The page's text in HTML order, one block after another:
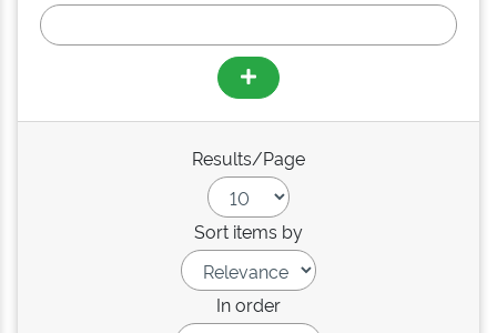
Results/Page
Sort items by
In order